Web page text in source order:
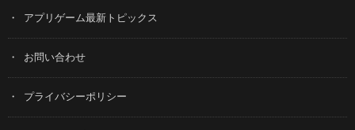
アプリゲーム最新トピックス
お問い合わせ
プライバシーポリシー